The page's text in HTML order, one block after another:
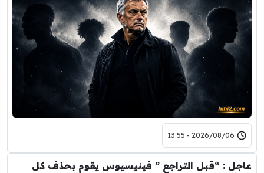
2026/08/06 - 13:55
عاجل : “قبل التراجع ” فينيسيوس يقوم بحذف كل